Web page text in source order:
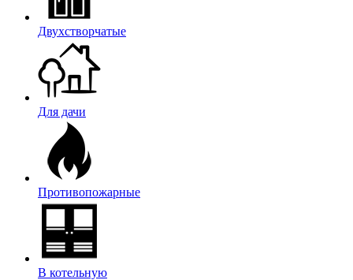
Двухстворчатые
Для дачи
Противопожарные
В котельную